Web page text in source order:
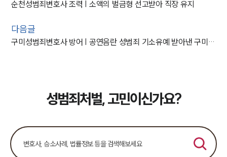
순천성범죄변호사 조력 | 소액의 벌금형 선고받아 직장 유지
다음글
구미성범죄변호사 방어 | 공연음란 성범죄 기소유예 받아낸 구미변호사
성범죄처벌, 고민이신가요?